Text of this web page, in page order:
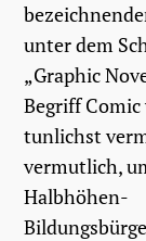
unter dem
„Graphic
Begriff
tunlichst
vermutlich,
Halbhöhen-